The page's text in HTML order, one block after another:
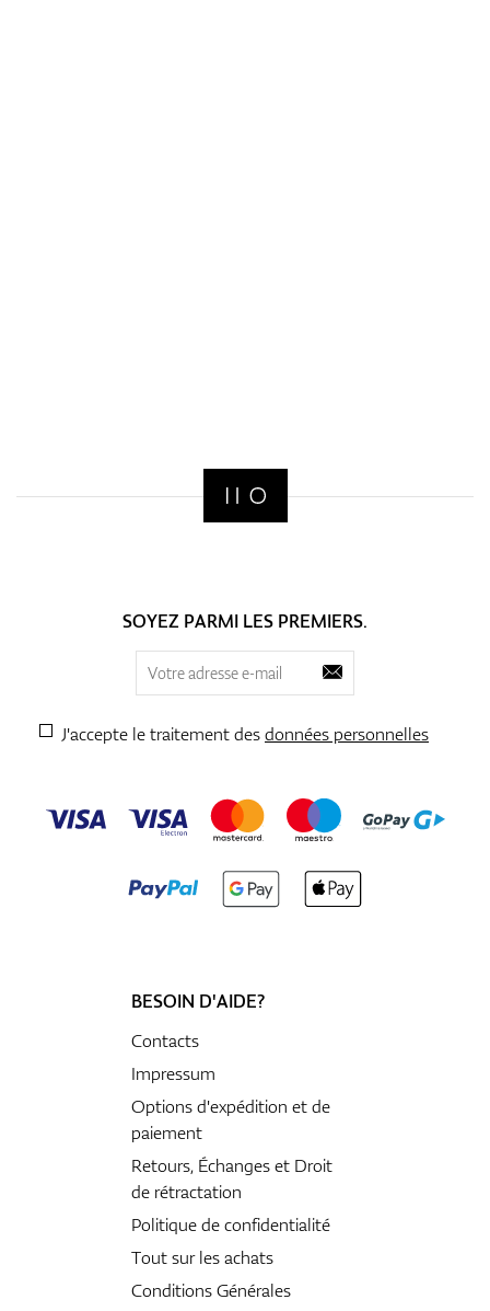
SOYEZ PARMI LES PREMIERS.
J'accepte le traitement desdonnées personnelles
BESOIN D'AIDE?
Contacts
Impressum
Options d'expédition et de
paiement
Retours, Échanges et Droit
de rétractation
Politique de confidentialité
Tout sur les achats
Conditions Générales